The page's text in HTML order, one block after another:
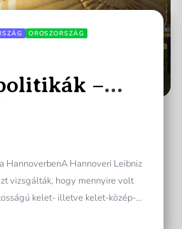
OROSZORSZÁG
–
HannoverbenA Hannoveri Leibniz
vizsgálták, hogy mennyire volt
kelet- illetve kelet-közép-